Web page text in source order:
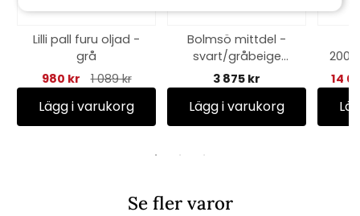
Lilli pall furu oljad -
grå
980 kr
1 089 kr
Lägg i varukorg
Bolmsö mittdel -
svart/gråbeige
dyna
3 875 kr
Lägg i varukorg
200/
14
Se fler varor